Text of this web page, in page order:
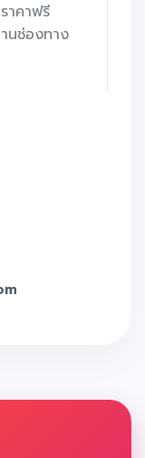
าคาฟรี
นช่องทาง